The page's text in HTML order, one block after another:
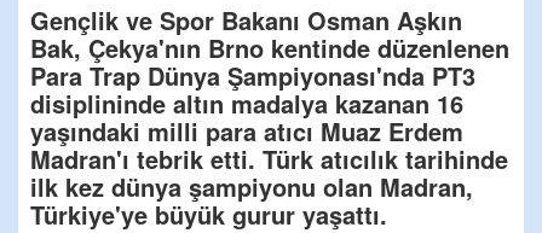
Gençlik ve Spor Bakanı Osman Aşkın
Bak, Çekya'nın Brno kentinde düzenlenen
Para Trap Dünya Şampiyonası'nda PT3
disiplininde altın madalya kazanan 16
yaşındaki milli para atıcı Muaz Erdem
Madran'ı tebrik etti. Türk atıcılık tarihinde
ilk kez dünya şampiyonu olan Madran,
Türkiye'ye büyük gurur yaşattı.